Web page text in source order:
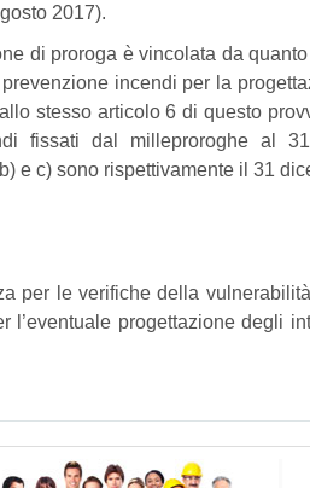
2017).
di proroga è vincolata da
incendi per la
stesso articolo 6 di questo
fissati dal milleproroghe al
e c) sono rispettivamente il 31
per le verifiche della
progettazione degli